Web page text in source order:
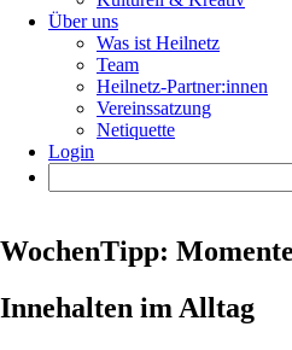
Über uns
Was ist Heilnetz
Team
Heilnetz-Partner:innen
Vereinssatzung
Netiquette
Login
WochenTipp: Momente
Innehalten im Alltag